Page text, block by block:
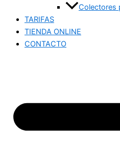
Colectores
TARIFAS
TIENDA ONLINE
CONTACTO